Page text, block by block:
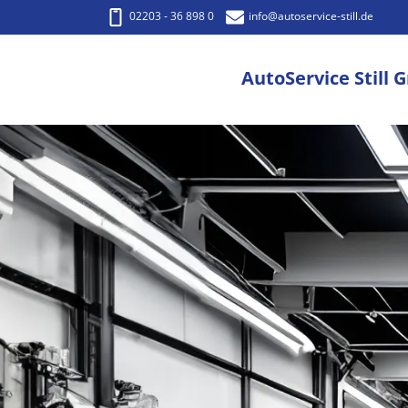
02203 - 36 898 0 info@autoservice-still.de
AutoService Still